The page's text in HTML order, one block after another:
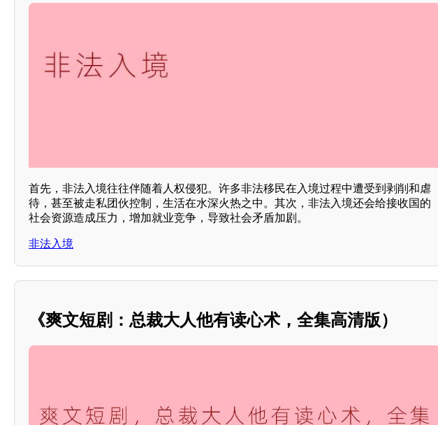
首先，非法入境往往伴随着人权侵犯。许多非法移民在入境过程中遭受到剥削和虐
待，甚至被走私团伙控制，生活在水深火热之中。其次，非法入境还会给接收国的
社会资源造成压力，增加就业竞争，导致社会矛盾加剧。
非法入境
《爽文短剧：总裁大人他有读心术，全集高清版）